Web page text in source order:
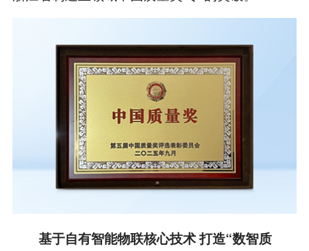
基于自有智能物联核心技术 打造“数智质